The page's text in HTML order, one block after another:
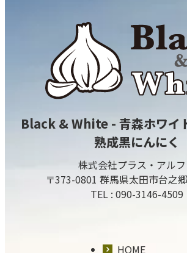
Black & White - 青森ホワイ
熟成黒にんにく
株式会社プラス・アル
〒373-0801 群馬県太田市台之
TEL : 090-3146-4509
HOME